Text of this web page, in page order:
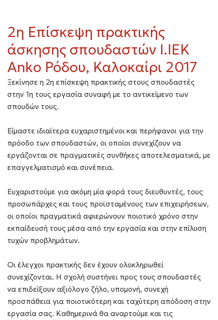
2η Επίσκεψη πρακτικής
άσκησης σπουδαστών Ι.ΙΕΚ
Anko Ρόδου, Καλοκαίρι 2017
Ξεκίνησε η 2η επίσκεψη πρακτικής στους σπουδαστές
στην 1η τους εργασία συναφή με το αντικείμενο των
σπουδών τους.
Είμαστε ιδιαίτερα ευχαριστημένοι και περήφανοι για την
πρόοδο των σπουδαστών, οι οποίοι συνεχίζουν να
εργάζονται σε πραγματικές συνθήκες αποτελεσματικά, με
επαγγελματισμό και συνέπεια.
Ευχαριστούμε για ακόμη μία φορά τους διευθυντές, τους
προσωπάρχες και τους προϊσταμένους των επιχειρήσεων,
οι οποίοι πραγματικά αφιερώνουν ποιοτικό χρόνο στην
εκπαίδευσή τους μέσα από την εργασία και στην επίλυση
τυχών προβλημάτων.
Οι έλεγχοι πρακτικής δεν έχουν ολοκληρωθεί
συνεχίζονται. Η σχολή συστήνει προς τους σπουδαστές
να επιδείξουν αξιόλογο ζήλο, υπομονή, συνεχή
προσπάθεια για ποιοτικότερη και ταχύτερη απόδοση στην
εργασία σας. Καθημερινά θα αναρτούμε και τις